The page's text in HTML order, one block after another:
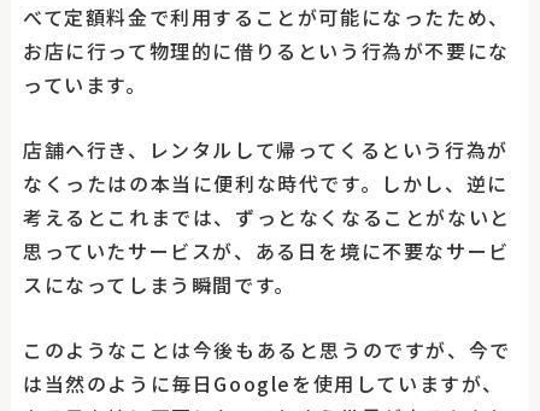
べて定額料金で利用することが可能になったため、
お店に行って物理的に借りるという行為が不要にな
っています。
店舗へ行き、レンタルして帰ってくるという行為が
なくったはの本当に便利な時代です。しかし、逆に
考えるとこれまでは、ずっとなくなることがないと
思っていたサービスが、ある日を境に不要なサービ
スになってしまう瞬間です。
このようなことは今後もあると思うのですが、今で
は当然のように毎日Googleを使用していますが、